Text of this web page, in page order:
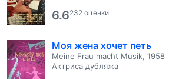
6.6232 оценки
Моя жена хочет петь
Meine Frau macht Musik, 1958
Актриса дубляжа